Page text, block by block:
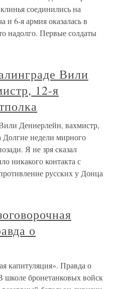
соединились на
и 6-я армия оказалась в
надолго. Первые солдаты
Вили
12-я
Деннерлейн, вахмистр,
Долгие недели мирного
Я не зря сказал
никакого контакта с
русских у Донца
о
капитуляция». Правда о
бронетанковых войск